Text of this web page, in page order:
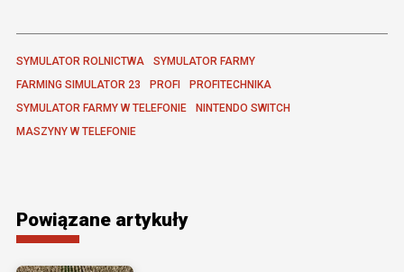
SYMULATOR ROLNICTWA
SYMULATOR FARMY
FARMING SIMULATOR 23
PROFI
PROFITECHNIKA
SYMULATOR FARMY W TELEFONIE
NINTENDO SWITCH
MASZYNY W TELEFONIE
Powiązane artykuły